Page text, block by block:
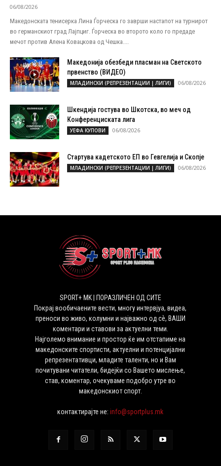
06/08/2026
Македонската тенисерка Лина Ѓорческа го заврши настапот на турнирот
во германскиот град Лајпциг. Ѓорческа во второто коло го предаде
мечот против Алена Ковацкова од Чешка....
Македонија обезбеди пласман на Светското
првенство (ВИДЕО)
МЛАДИНСКИ (РЕПРЕЗЕНТАЦИИ | ЛИГИ) 06/08/2026
Шкендија гостува во Шкотска, во меч од
Конференциската лига
УЕФА КУПОВИ 06/08/2026
Стартува кадетското ЕП во Гевгелија и Скопје
МЛАДИНСКИ (РЕПРЕЗЕНТАЦИИ | ЛИГИ) 06/08/2026
SPORT+ MK | ПОРАЗЛИЧЕН ОД СИТЕ
Покрај вообичаените вести, многу интервјуа, видеа,
преноси во живо, колумни и најважно од сѐ, ВАШИ
коментари и ставови за актуелни теми.
Најголемо внимание и простор ќе им отстапиме на
македонските спортисти, актуелни и потенцијални
репрезентативци, младите таленти, но и Вам
почитувани читатели, бидејќи со Вашето мислење,
став, коментар, очекуваме подобро утре во
македонскиот спорт.
контактирајте не:info@sportplus.mk